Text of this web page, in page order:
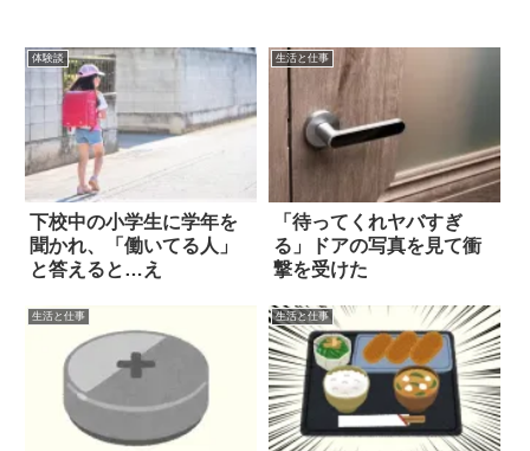
体験談
下校中の小学生に学年を
聞かれ、「働いてる人」
と答えると…え
生活と仕事
「待ってくれヤバすぎ
る」ドアの写真を見て衝
撃を受けた
生活と仕事 生活と仕事